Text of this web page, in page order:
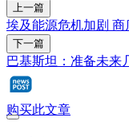
上一篇
埃及能源危机加剧
下一篇
巴基斯坦：准备未来
购买此文章